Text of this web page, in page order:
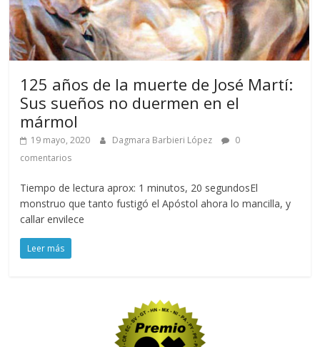
125 años de la muerte de José Martí:
Sus sueños no duermen en el
mármol
19 mayo, 2020 Dagmara Barbieri López
0
comentarios
Tiempo de lectura aprox: 1 minutos, 20 segundosEl
monstruo que tanto fustigó el Apóstol ahora lo mancilla, y
callar envilece
Leer más